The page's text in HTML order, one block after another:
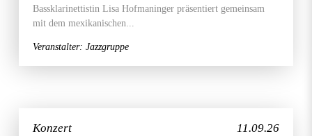
Bassklarinettistin Lisa Hofmaninger präsentiert gemeinsam
mit dem mexikanischen...
Veranstalter: Jazzgruppe
11.09.26
Konzert